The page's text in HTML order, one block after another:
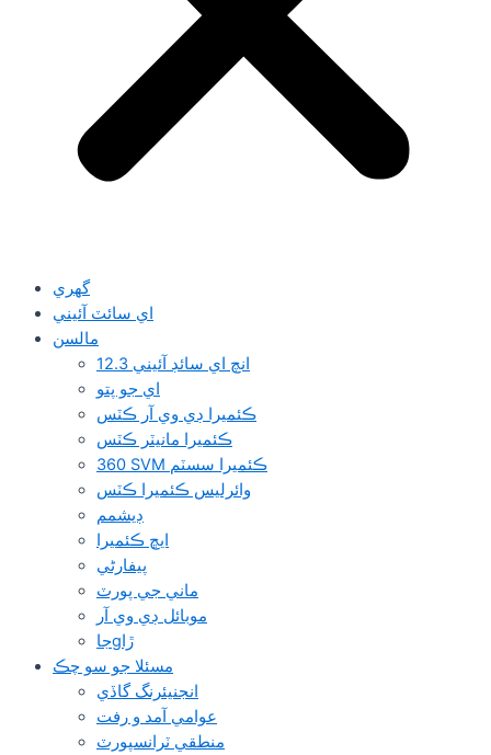
گهري
اي سائٽ آئيني
مالسن
12.3 انچ اي سائڊ آئيني
اي جو پتو
ڪئميرا ڊي وي آر ڪٽس
ڪئميرا مانيٽر ڪٽس
360 SVM ڪئميرا سسٽم
وائرلیس ڪئميرا ڪٽس
ڊيشمم
ايڇ ڪئميرا
پيفارڻي
ماني جي پورٽ
موبائل ڊي وي آر
جاgڙا
مسئلا جو سو چڪ
انجنيئرنگ گاڏي
عوامي آمد و رفت
منطقي ٽرانسپورٽ